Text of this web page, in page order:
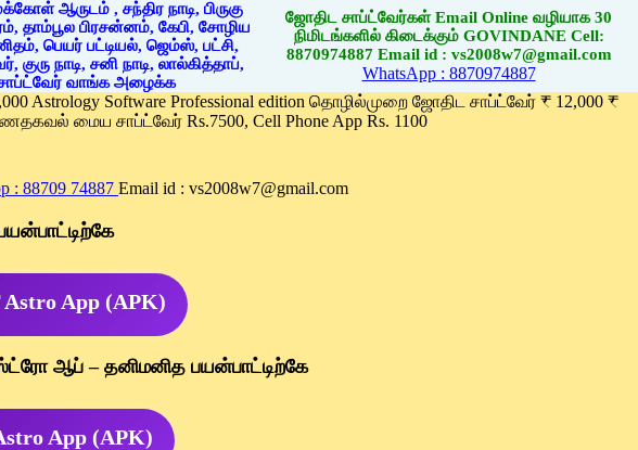
ஜோதிட சாப்ட்வேர்கள் Email Online வழியாக 30
நிமிடங்களில் கிடைக்கும் GOVINDANE Cell:
8870974887 Email id : vs2008w7@gmail.com
WhatsApp : 8870974887
Astrology Software Professional edition தொழில்முறை ஜோதிட சாப்ட்வேர் ₹ 12,000 ₹
மைய சாப்ட்வேர் Rs.7500, Cell Phone App Rs. 1100
: 88709 74887 Email id : vs2008w7@gmail.com
Astro App (APK)
ஆப் – தனிமனித பயன்பாட்டிற்கே
App (APK)